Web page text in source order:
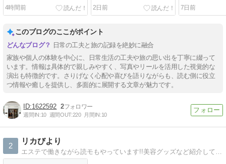
4時間前
2日前 7日前
このブログのここがポイント
日常の工夫と旅の記録を絶妙に融合
家族や個人の体験を中心に、日常生活の工夫や旅の思い出を丁寧に綴って
います。情報は具体的で親しみやすく、写真やリールを活用した視覚的な
演出も特徴的です。さりげなく心配や喜びを語りながらも、読む側に役立
つ情報や癒しを提供し、多面的に展開する文章が魅力です。
1622592 2
週間IN:10 週間OUT:220 月間IN:10
2
リカびより
エステで働きながら読モもやっています!!美容グッズなど紹介していきます。